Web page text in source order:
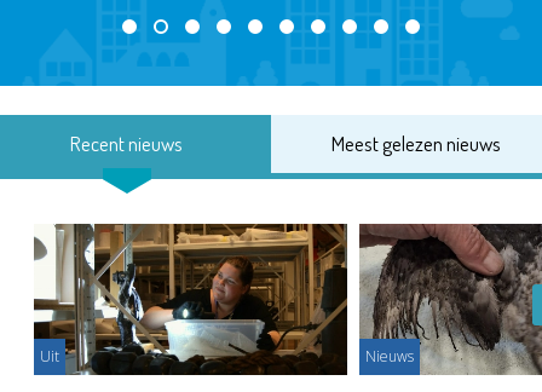
Recent nieuws Meest gelezen nieuws
Uit Nieuws